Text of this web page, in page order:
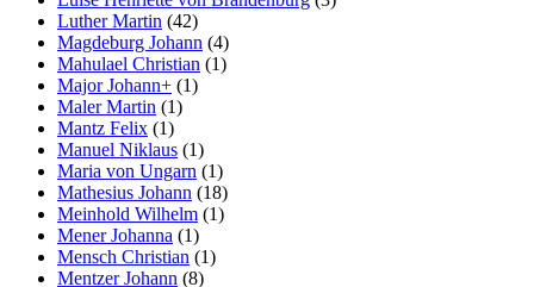
Luther Martin (42)
Magdeburg Johann (4)
Mahulael Christian (1)
Major Johann+ (1)
Maler Martin (1)
Mantz Felix (1)
Manuel Niklaus (1)
Maria von Ungarn (1)
Mathesius Johann (18)
Meinhold Wilhelm (1)
Mener Johanna (1)
Mensch Christian (1)
Mentzer Johann (8)